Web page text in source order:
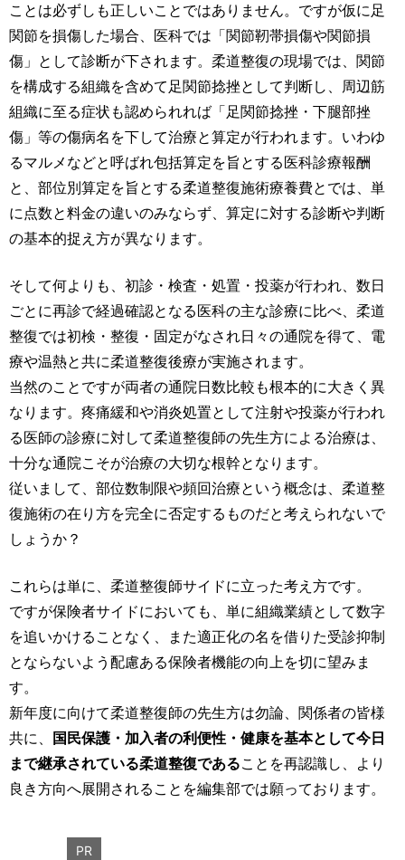
ことは必ずしも正しいことではありません。ですが仮に足
関節を損傷した場合、医科では「関節靭帯損傷や関節損
傷」として診断が下されます。柔道整復の現場では、関節
を構成する組織を含めて足関節捻挫として判断し、周辺筋
組織に至る症状も認められれば「足関節捻挫・下腿部挫
傷」等の傷病名を下して治療と算定が行われます。いわゆ
るマルメなどと呼ばれ包括算定を旨とする医科診療報酬
と、部位別算定を旨とする柔道整復施術療養費とでは、単
に点数と料金の違いのみならず、算定に対する診断や判断
の基本的捉え方が異なります。
そして何よりも、初診・検査・処置・投薬が行われ、数日
ごとに再診で経過確認となる医科の主な診療に比べ、柔道
整復では初検・整復・固定がなされ日々の通院を得て、電
療や温熱と共に柔道整復後療が実施されます。
当然のことですが両者の通院日数比較も根本的に大きく異
なります。疼痛緩和や消炎処置として注射や投薬が行われ
る医師の診療に対して柔道整復師の先生方による治療は、
十分な通院こそが治療の大切な根幹となります。
従いまして、部位数制限や頻回治療という概念は、柔道整
復施術の在り方を完全に否定するものだと考えられないで
しょうか？
これらは単に、柔道整復師サイドに立った考え方です。
ですが保険者サイドにおいても、単に組織業績として数字
を追いかけることなく、また適正化の名を借りた受診抑制
とならないよう配慮ある保険者機能の向上を切に望みま
す。
新年度に向けて柔道整復師の先生方は勿論、関係者の皆様
共に、
国民保護・加入者の利便性・健康を基本として今日
まで継承されている柔道整復であることを再認識し、より
良き方向へ展開されることを編集部では願っております。
PR